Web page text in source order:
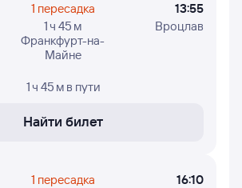
1 пересадка
1 ч 45 м
Франкфурт-на-
Майне
13:55
Вроцлав
1 ч 45 м в пути
Найти билет
1 пересадка
16:10